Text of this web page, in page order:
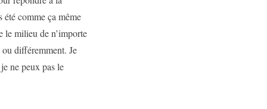
été comme ça même
le milieu de n’importe
différemment. Je
ne peux pas le